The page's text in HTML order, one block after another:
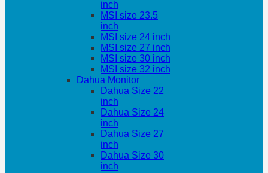
inch
MSI size 23.5
inch
MSI size 24 inch
MSI size 27 inch
MSI size 30 inch
MSI size 32 inch
Dahua Monitor
Dahua Size 22
inch
Dahua Size 24
inch
Dahua Size 27
inch
Dahua Size 30
inch